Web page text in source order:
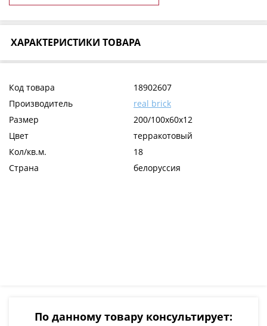
ХАРАКТЕРИСТИКИ ТОВАРА
Код товара
18902607
Производитель
real brick
Размер
200/100х60х12
Цвет
терракотовый
Кол/кв.м.
18
Страна
белоруссия
По данному товару консультирует: